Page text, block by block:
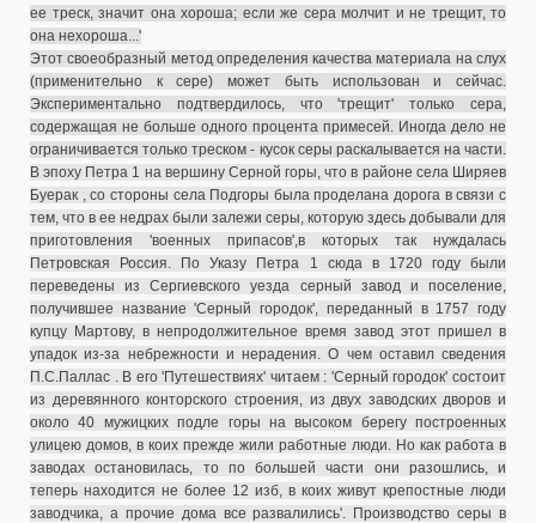
ее треск, значит она хороша; если же сера молчит и не трещит, то
она нехороша...'
Этот своеобразный метод определения качества материала на слух
(применительно к сере) может быть использован и сейчас.
Экспериментально подтвердилось, что 'трещит' только сера,
содержащая не больше одного процента примесей. Иногда дело не
ограничивается только треском - кусок серы раскалывается на части.
В эпоху Петра 1 на вершину Серной горы, что в районе села Ширяев
Буерак , со стороны села Подгоры была проделана дорога в связи с
тем, что в ее недрах были залежи серы, которую здесь добывали для
приготовления 'военных припасов',в которых так нуждалась
Петровская Россия. По Указу Петра 1 сюда в 1720 году были
переведены из Сергиевского уезда серный завод и поселение,
получившее название 'Серный городок', переданный в 1757 году
купцу Мартову, в непродолжительное время завод этот пришел в
упадок из-за небрежности и нерадения. О чем оставил сведения
П.С.Паллас . В его 'Путешествиях' читаем : 'Серный городок' состоит
из деревянного конторского строения, из двух заводских дворов и
около 40 мужицких подле горы на высоком берегу построенных
улицею домов, в коих прежде жили работные люди. Но как работа в
заводах остановилась, то по большей части они разошлись, и
теперь находится не более 12 изб, в коих живут крепостные люди
заводчика, а прочие дома все развалились'. Производство серы в